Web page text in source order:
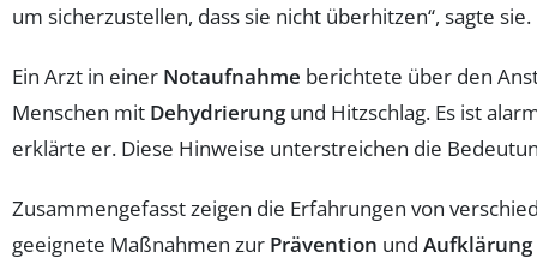
um sicherzustellen, dass sie nicht überhitzen“, sagte sie.
Ein Arzt in einer Notaufnahme berichtete über den
Menschen mit Dehydrierungund Hitzschlag. Es ist
erklärte er. Diese Hinweise unterstreichen die
Zusammengefasst zeigen die Erfahrungen von
geeignete Maßnahmen zur Prävention und Aufklärung